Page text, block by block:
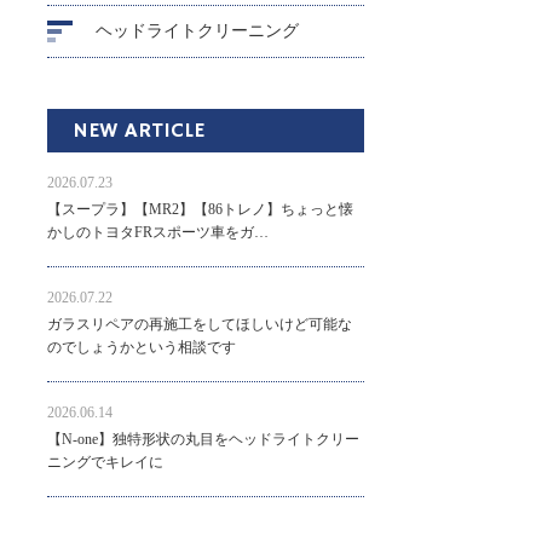
ヘッドライトクリーニング
NEW ARTICLE
2026.07.23
【スープラ】【MR2】【86トレノ】ちょっと懐
かしのトヨタFRスポーツ車をガ…
2026.07.22
ガラスリペアの再施工をしてほしいけど可能な
のでしょうかという相談です
2026.06.14
【N-one】独特形状の丸目をヘッドライトクリー
ニングでキレイに